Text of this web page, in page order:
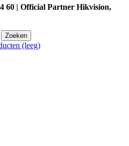
60 | Official Partner Hikvision,
Zoeken
(leeg)